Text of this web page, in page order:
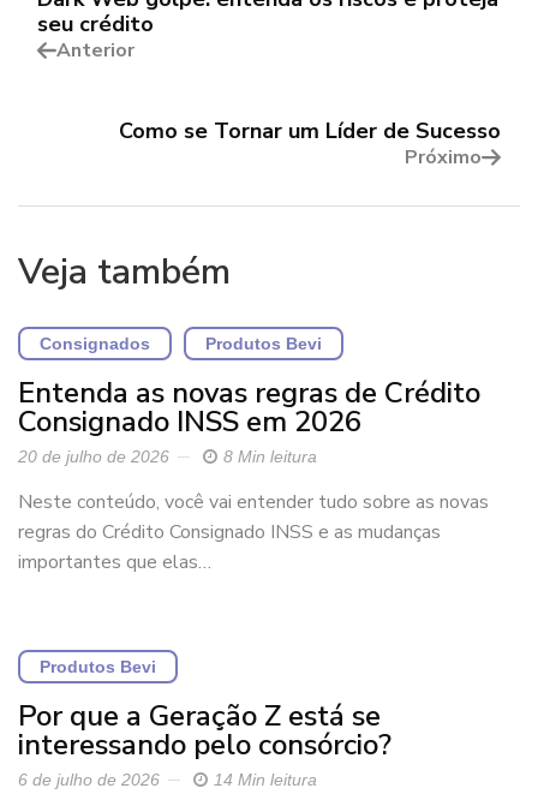
Anterior
seu crédito
Próximo
Como se Tornar um Líder de Sucesso
Veja também
Consignados Produtos Bevi
Entenda as novas regras de Crédito
Consignado INSS em 2026
20 de julho de 2026 8 Min leitura
Neste conteúdo, você vai entender tudo sobre as novas
regras do Crédito Consignado INSS e as mudanças
importantes que elas…
Produtos Bevi
Por que a Geração Z está se
interessando pelo consórcio?
6 de julho de 2026 14 Min leitura